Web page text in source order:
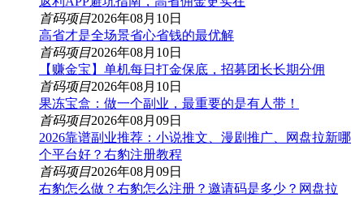
首码项目2026年08月10日
高省才是全场景省心省钱的最优解
首码项目2026年08月10日
【赚金宝】单机每日打金保底，招募团长长期分佣
首码项目2026年08月10日
果冻宝盒：做一个副业，最重要的是有人带！
首码项目2026年08月09日
2026靠谱副业推荐：小说推文、漫剧推广、网盘拉新哪
个平台好？右豹注册教程
首码项目2026年08月09日
右豹怎么做？右豹怎么注册？邀请码是多少？网盘拉